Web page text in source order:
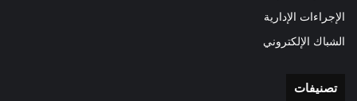
الإجراءات الإدارية
الشباك الإلكتروني
تصنيفات